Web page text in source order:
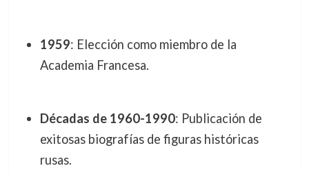
1959: Elección como miembro de la
Academia Francesa.
Décadas de 1960-1990: Publicación de
exitosas biografías de figuras históricas
rusas.